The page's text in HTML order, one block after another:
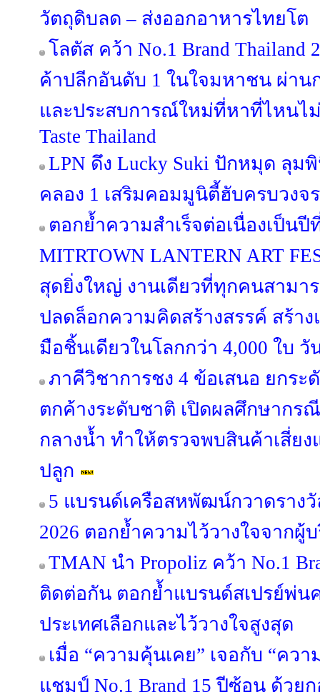
วัตถุดิบลด – ส่งออกอาหารไทยโต
โลตัส คว้า No.1 Brand
ค้าปลีกอันดับ 1 ในใจมหาชน ผ่าน
และประสบการณ์ใหม่ที่หาที่ไหนไม่
Taste Thailand
LPN ดึง Lucky Suki ปักหมุด ลุม
คลอง 1 เสริมคอมมูนิตี้ฮับครบวงจร
ตอกย้ำความสำเร็จต่อเนื่องเป็นปี
MITRTOWN LANTERN ART
สุดยิ่งใหญ่ งานเดียวที่ทุกคนสามา
ปลดล็อกความคิดสร้างสรรค์ สร้า
มือชิ้นเดียวในโลกกว่า 4,000 ใบ
ภาคีวิชาการชง 4 ข้อเสนอ ยกระ
ตกค้างระดับชาติ เปิดผลศึกษากร
กลางน้ำ ทำให้ตรวจพบสินค้าเสี่ย
ปลูก
5 แบรนด์เครือสหพัฒน์กวาดรางวั
2026 ตอกย้ำความไว้วางใจจากผู้
TMAN นำ Propoliz คว้า No.1
ติดต่อกัน ตอกย้ำแบรนด์สเปรย์พ่
ประเทศเลือกและไว้วางใจสูงสุด
เมื่อ “ความคุ้นเคย” เจอกับ “คว
แชมป์ No.1 Brand 15 ปีซ้อน ด้วย